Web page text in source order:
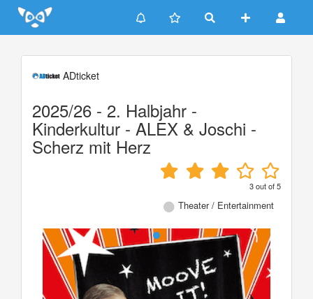
Update cookies preferences
ADticket
2025/26 - 2. Halbjahr -
Kinderkultur - ALEX & Joschi -
Scherz mit Herz
3out of5
Theater / Entertainment